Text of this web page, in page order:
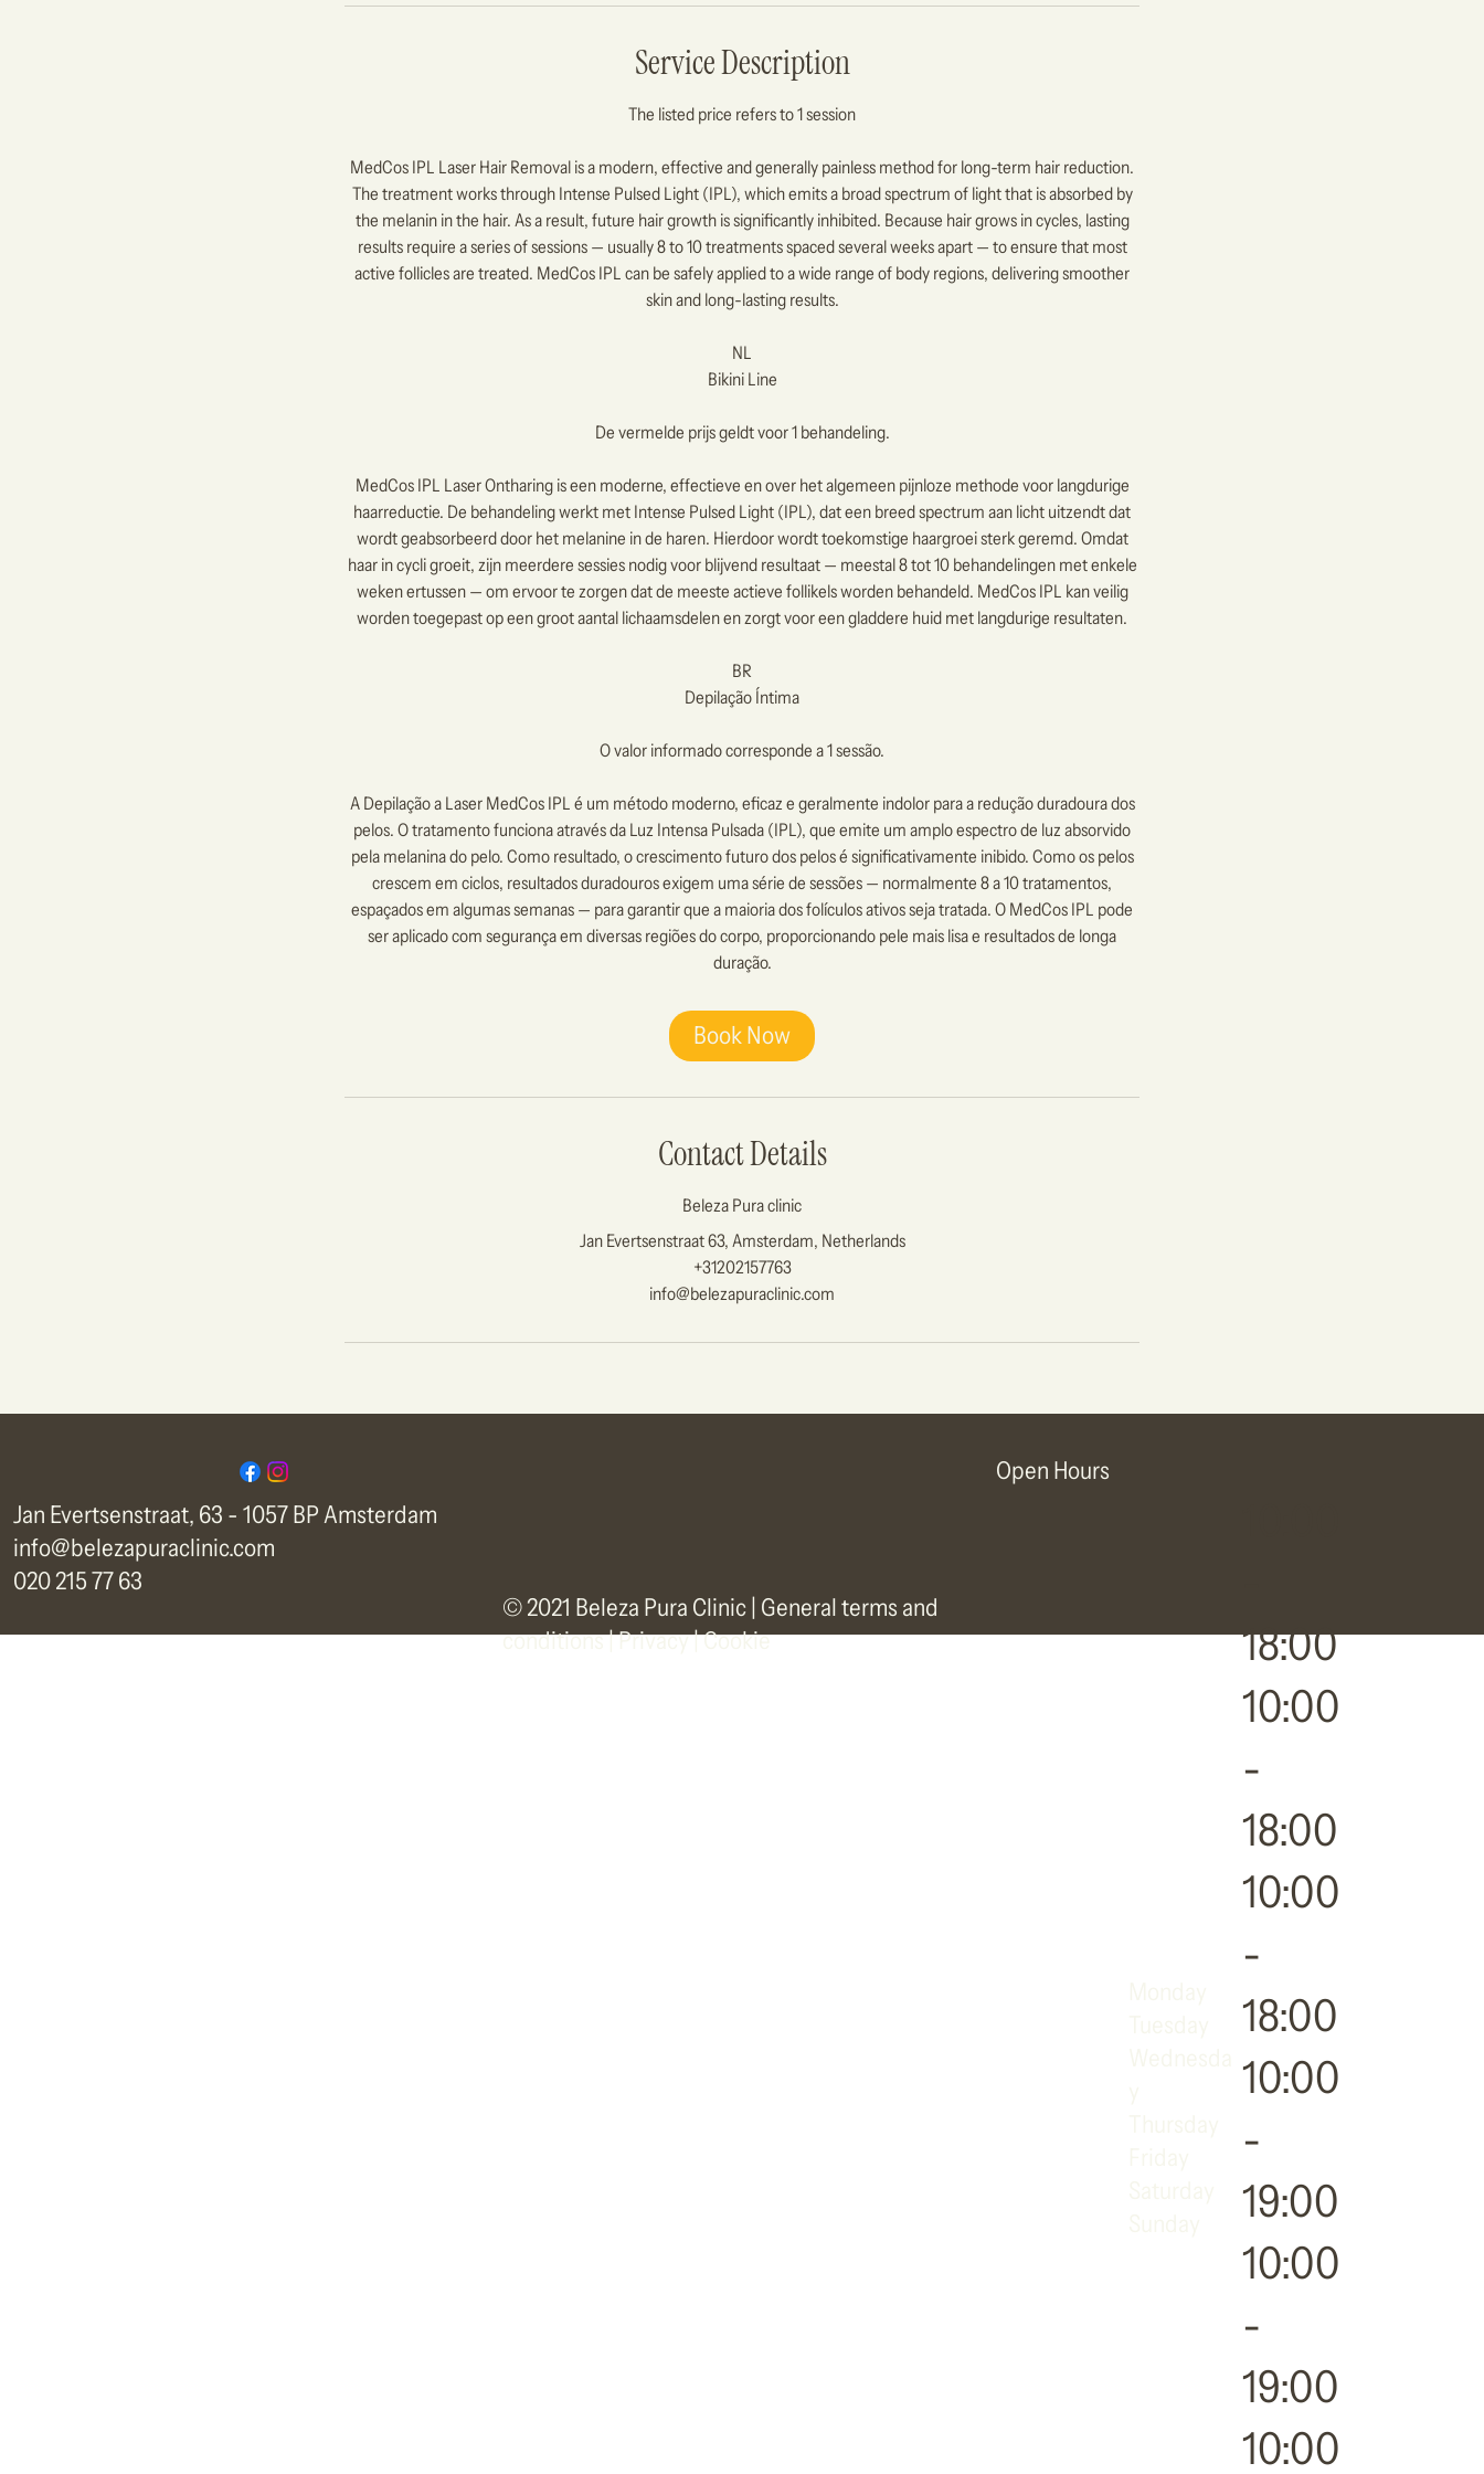
Service Description
The listed price refers to 1 session
MedCos IPL Laser Hair Removal is a modern, effective and generally painless method for long-term hair reduction.
The treatment works through Intense Pulsed Light (IPL), which emits a broad spectrum of light that is absorbed by
the melanin in the hair. As a result, future hair growth is significantly inhibited. Because hair grows in cycles, lasting
results require a series of sessions — usually 8 to 10 treatments spaced several weeks apart — to ensure that most
active follicles are treated. MedCos IPL can be safely applied to a wide range of body regions, delivering smoother
skin and long-lasting results.
NL
Bikini Line
De vermelde prijs geldt voor 1 behandeling.
MedCos IPL Laser Ontharing is een moderne, effectieve en over het algemeen pijnloze methode voor langdurige
haarreductie. De behandeling werkt met Intense Pulsed Light (IPL), dat een breed spectrum aan licht uitzendt dat
wordt geabsorbeerd door het melanine in de haren. Hierdoor wordt toekomstige haargroei sterk geremd. Omdat
haar in cycli groeit, zijn meerdere sessies nodig voor blijvend resultaat — meestal 8 tot 10 behandelingen met enkele
weken ertussen — om ervoor te zorgen dat de meeste actieve follikels worden behandeld. MedCos IPL kan veilig
worden toegepast op een groot aantal lichaamsdelen en zorgt voor een gladdere huid met langdurige resultaten.
BR
Depilação Íntima
O valor informado corresponde a 1 sessão.
A Depilação a Laser MedCos IPL é um método moderno, eficaz e geralmente indolor para a redução duradoura dos
pelos. O tratamento funciona através da Luz Intensa Pulsada (IPL), que emite um amplo espectro de luz absorvido
pela melanina do pelo. Como resultado, o crescimento futuro dos pelos é significativamente inibido. Como os pelos
crescem em ciclos, resultados duradouros exigem uma série de sessões — normalmente 8 a 10 tratamentos,
espaçados em algumas semanas — para garantir que a maioria dos folículos ativos seja tratada. O MedCos IPL pode
ser aplicado com segurança em diversas regiões do corpo, proporcionando pele mais lisa e resultados de longa
duração.
Book Now
Contact Details
Beleza Pura clinic
Jan Evertsenstraat 63, Amsterdam, Netherlands
+31202157763
info@belezapuraclinic.com
18:00
10:00
-
18:00
10:00
-
18:00
10:00
-
19:00
10:00
-
19:00
10:00
© 2021 Beleza Pura Clinic | General terms and
conditions|Privacy | Cookie
Jan Evertsenstraat, 63 - 1057 BP Amsterdam
info@belezapuraclinic.com
020 215 77 63
Open Hours